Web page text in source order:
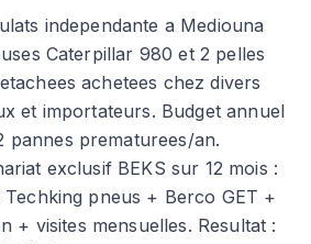
independante a Mediouna
Caterpillar 980 et 2 pelles
achetees chez divers
et importateurs. Budget annuel
pannes prematurees/an.
exclusif BEKS sur 12 mois :
pneus + Berco GET +
+ visites mensuelles. Resultat :